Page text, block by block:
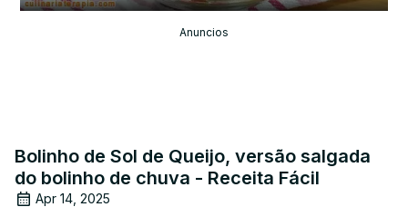
Anuncios
Bolinho de Sol de Queijo, versão salgada
do bolinho de chuva - Receita Fácil
Apr 14, 2025